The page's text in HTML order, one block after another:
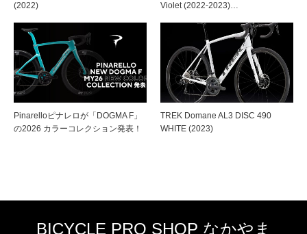
(2022)
Violet (2022-2023)…
Pinarelloピナレロが「DOGMA F」
の2026 カラーコレクション発表！
TREK Domane AL3 DISC 490
WHITE (2023)
BICYCLE PRO SHOP なかやま